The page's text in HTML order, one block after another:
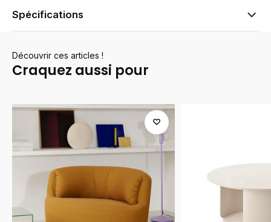
Spécifications
Découvrir ces articles !
Craquez aussi pour